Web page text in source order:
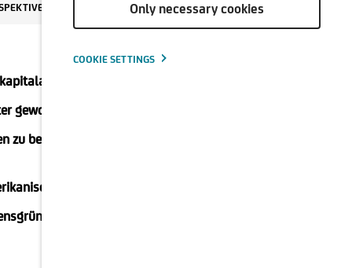
geworden sind
beachtlichen Abgaben und enorm erhöhten
Wettbewerber zurückgeworfen
Only necessary cookies
COOKIE SETTINGS